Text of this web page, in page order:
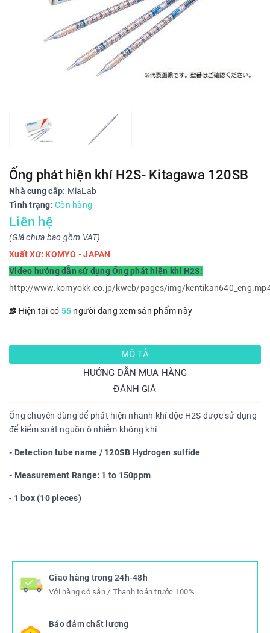
Ống phát hiện khí H2S- Kitagawa 120SB
Nhà cung cấp: MiaLab
Tình trạng: Còn hàng
Liên hệ
(Giá chưa bao gồm VAT)
Xuất Xứ: KOMYO - JAPAN
Video hướng dẫn sử dụng Ống phát hiện khí H2S:
http://www.komyokk.co.jp/kweb/pages/img/
Hiện tại có 55 người đang xem sản phẩm này
MÔ TẢ
HƯỚNG DẪN MUA HÀNG
ĐÁNH GIÁ
Ống chuyên dùng để phát hiện nhanh khí độc H2S được sử dụng
để kiểm soát nguồn ô nhiễm không khí
- Detection tube name / 120SB Hydrogen sulfide
- Measurement Range: 1 to 150ppm
- 1 box (10 pieces)
Giao hàng trong 24h-48h
Với hàng có sẵn / Thanh toán trước 100%
Bảo đảm chất lượng